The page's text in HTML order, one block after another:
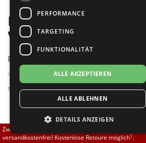
Übergrößen 43-44
Flexerinas
RayRose
Rummos
Rumpf
SoDanca
TopTanz
Diamant 188-234-611-Y
VarioSpin
Passt am besten bei Fußweite:
schmal normal
4.80 (5 Bewertungen)
Zwischen 70,00 EUR und 800,00 EUR liefern wir
versandkostenfrei! Kostenlose Retoure möglich1.
PERFORMANCE
TARGETING
FUNKTIONALITÄT
ALLE AKZEPTIEREN
ALLE ABLEHNEN
DETAILS ANZEIGEN